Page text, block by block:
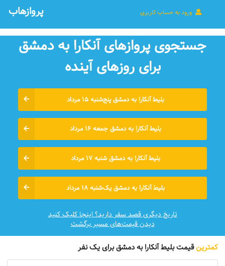
ورود به حساب کاربری پروازهاب
جستجوی پروازهای آنکارا به دمشق
برای روزهای آينده
بلیط آنکارا به دمشق پنج‌شنبه ۱۵ مرداد
بلیط آنکارا به دمشق جمعه ۱۶ مرداد
بلیط آنکارا به دمشق شنبه ۱۷ مرداد
بلیط آنکارا به دمشق یک‌شنبه ۱۸ مرداد
تاریخ دیگری قصد سفر دارید؟ اینجا کلیک کنید
دیدن قیمت‌های مسیر برگشت
کمترینقیمت بلیط آنکارا به دمشق برای یک نفر